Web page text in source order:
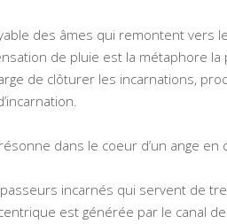
des âmes qui remontent vers
de pluie est la métaphore
de clôturer les incarnations,
dans le coeur d’un ange en
incarnés qui servent de
est générée par le canal